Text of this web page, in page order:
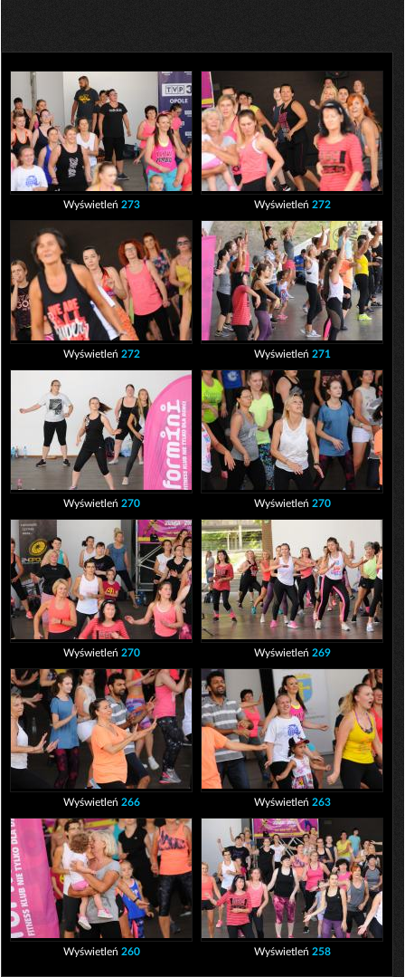
Wyświetleń 273 Wyświetleń 272
Wyświetleń 272 Wyświetleń 271
Wyświetleń 270 Wyświetleń 270
Wyświetleń 270 Wyświetleń 269
Wyświetleń 266 Wyświetleń 263
Wyświetleń 260 Wyświetleń 258